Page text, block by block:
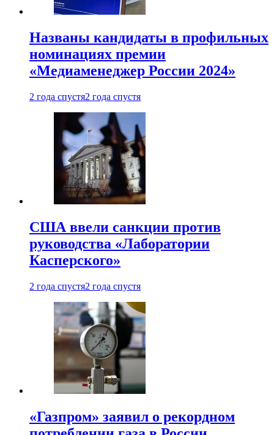
Названы кандидаты в профильных
номинациях премии
«Медиаменеджер России 2024»
2 года спустя2 года спустя
США ввели санкции против
руководства «Лаборатории
Касперского»
2 года спустя2 года спустя
«Газпром» заявил о рекордном